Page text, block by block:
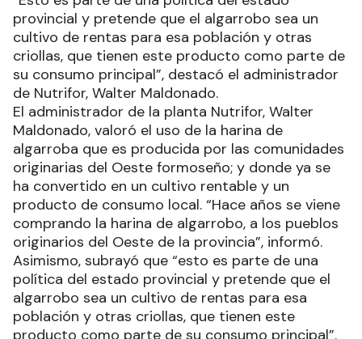
“Esto es parte de una política del estado
provincial y pretende que el algarrobo sea un
cultivo de rentas para esa población y otras
criollas, que tienen este producto como parte de
su consumo principal”, destacó el administrador
de Nutrifor, Walter Maldonado.
El administrador de la planta Nutrifor, Walter
Maldonado, valoró el uso de la harina de
algarroba que es producida por las comunidades
originarias del Oeste formoseño; y donde ya se
ha convertido en un cultivo rentable y un
producto de consumo local. “Hace años se viene
comprando la harina de algarrobo, a los pueblos
originarios del Oeste de la provincia”, informó.
Asimismo, subrayó que “esto es parte de una
política del estado provincial y pretende que el
algarrobo sea un cultivo de rentas para esa